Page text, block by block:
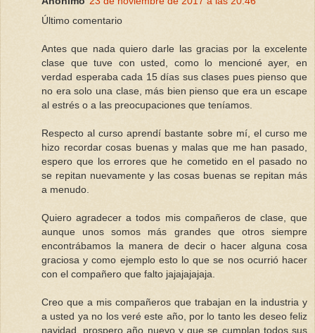
Último comentario
Antes que nada quiero darle las gracias por la excelente
clase que tuve con usted, como lo mencioné ayer, en
verdad esperaba cada 15 días sus clases pues pienso que
no era solo una clase, más bien pienso que era un escape
al estrés o a las preocupaciones que teníamos.
Respecto al curso aprendí bastante sobre mí, el curso me
hizo recordar cosas buenas y malas que me han pasado,
espero que los errores que he cometido en el pasado no
se repitan nuevamente y las cosas buenas se repitan más
a menudo.
Quiero agradecer a todos mis compañeros de clase, que
aunque unos somos más grandes que otros siempre
encontrábamos la manera de decir o hacer alguna cosa
graciosa y como ejemplo esto lo que se nos ocurrió hacer
con el compañero que falto jajajajajaja.
Creo que a mis compañeros que trabajan en la industria y
a usted ya no los veré este año, por lo tanto les deseo feliz
navidad, prospero año nuevo y que se cumplan todos sus